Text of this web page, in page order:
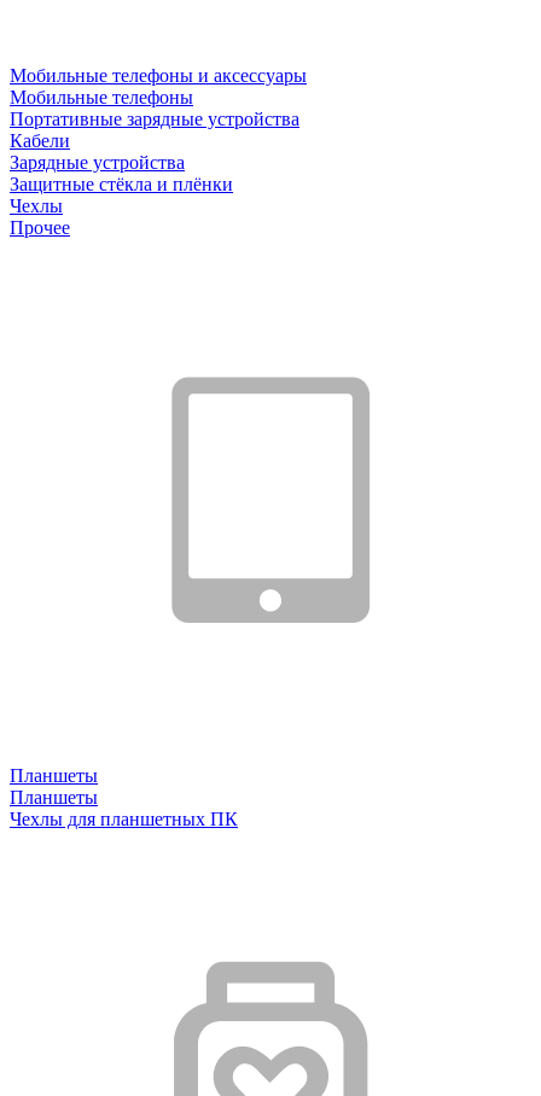
Мобильные телефоны и аксессуары
Мобильные телефоны
Портативные зарядные устройства
Кабели
Зарядные устройства
Защитные стёкла и плёнки
Чехлы
Прочее
Планшеты
Планшеты
Чехлы для планшетных ПК